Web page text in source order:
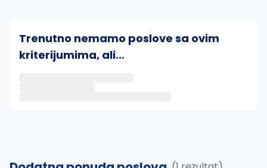
Trenutno nemamo poslove sa ovim
kriterijumima, ali...